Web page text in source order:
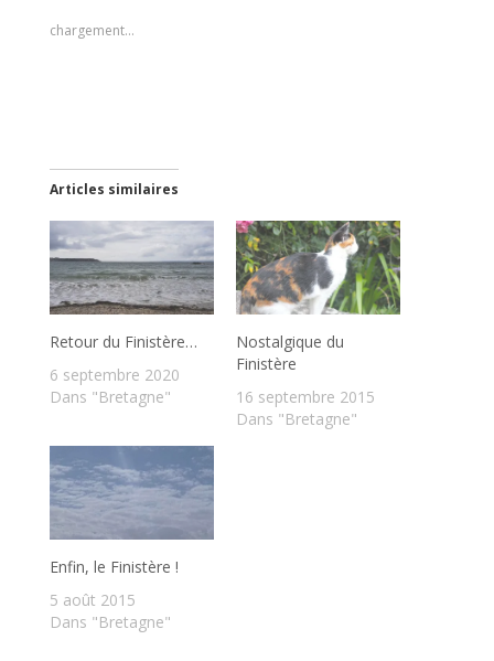
chargement…
Articles similaires
Retour du Finistère…
6 septembre 2020
Dans "Bretagne"
Nostalgique du
Finistère
16 septembre 2015
Dans "Bretagne"
Enfin, le Finistère !
5 août 2015
Dans "Bretagne"